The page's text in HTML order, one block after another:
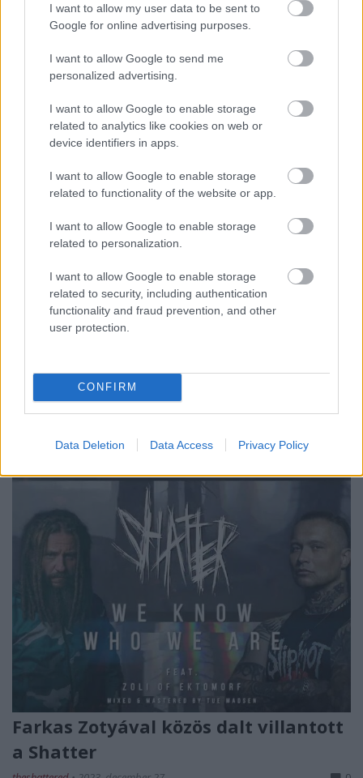
I want to allow my user data to be sent to
Google for online advertising purposes.
I want to allow Google to send me
personalized advertising.
I want to allow Google to enable storage
related to analytics like cookies on web or
device identifiers in apps.
I want to allow Google to enable storage
related to functionality of the website or app.
I want to allow Google to enable storage
related to personalization.
I want to allow Google to enable storage
related to security, including authentication
functionality and fraud prevention, and other
user protection.
CONFIRM
Data Deletion Data Access Privacy Policy
Ezúttal egy újabb zenei rangsorolós videót hoztam
nektek és a legújabb áldozat az
Farkas Zotyával közös dalt villantott
a Shatter